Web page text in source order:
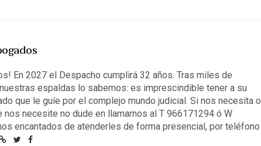
En 2027 el Despacho cumplirá 32 años. Tras miles de
espaldas lo sabemos: es imprescindible tener a su
que le guíe por el complejo mundo judicial. Si nos necesita o
nos necesite no dude en llamarnos al T 966171294 ó W
encantados de atenderles de forma presencial, por teléfono